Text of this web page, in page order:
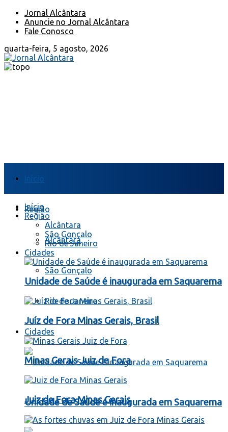
Jornal Alcântara
Anuncie no Jornal Alcântara
Fale Conosco
quarta-feira, 5 agosto, 2026
Início
Região
Alcântara
São Gonçalo
Rio de Janeiro
Cidades
Unidade de Saúde é inaugurada em Saquarema
Início
Região
Alcântara
São Gonçalo
Rio de Janeiro
Cidades
Unidade de Saúde é inaugurada em Saquarema
Juíz de Fora Minas Gerais, Brasil
Minas Gerais Juiz de Fora
Juiz de Fora Minas Gerais